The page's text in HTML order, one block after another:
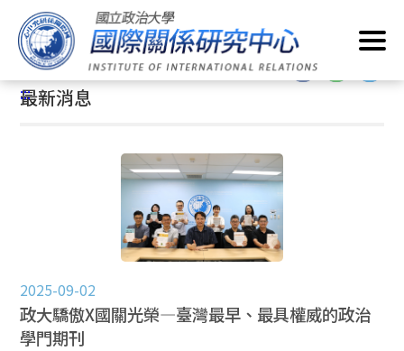
到
主
要
內
首頁/ 最新消息
:::
:::
最新消息
2025-09-02
政大驕傲X國關光榮—臺灣最早、最具權威的政治
學門期刊